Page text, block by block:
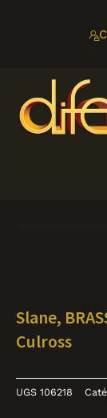
Slane,
Culross
UGS 106218